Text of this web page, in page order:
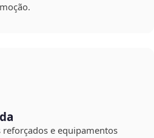
e equipamentos